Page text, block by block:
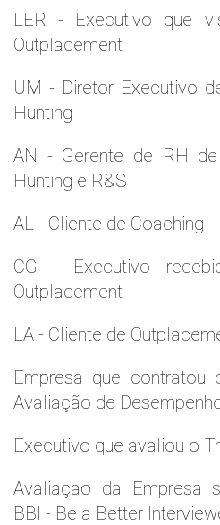
LER - Executivo que
Outplacement
UM - Diretor Executivo
Hunting
AN - Gerente de RH
Hunting e R&S
AL - Cliente de Coaching
CG - Executivo
Outplacement
LA - Cliente de
Empresa que contratou
Avaliação de
Executivo que avaliou o
Avaliaçao da Empresa
BBI - Be a Better